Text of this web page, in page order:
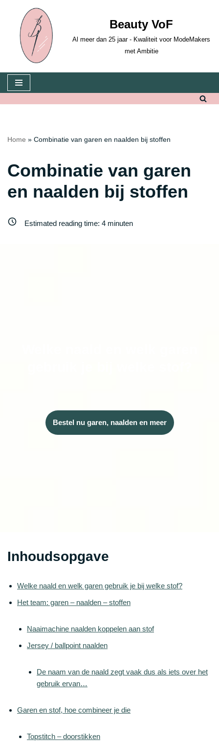
naar
inhoud
Beauty VoF
Al meer dan 25 jaar - Kwaliteit voor ModeMakers
met Ambitie
Home » Combinatie van garen en naalden bij stoffen
Combinatie van garen
en naalden bij stoffen
Estimated reading time: 4 minuten
Bestel nu garen, naalden en meer
Inhoudsopgave
Welke naald en welk garen gebruik je bij welke stof?
Het team: garen – naalden – stoffen
Naaimachine naalden koppelen aan stof
Jersey / ballpoint naalden
De naam van de naald zegt vaak dus als iets over het
gebruik ervan…
Garen en stof, hoe combineer je die
Topstitch – doorstikken